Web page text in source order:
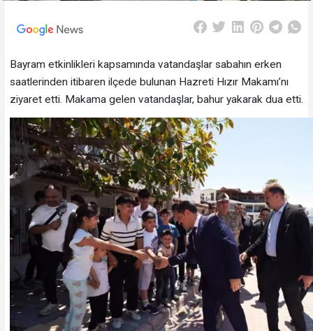
Bayram etkinlikleri kapsamında vatandaşlar sabahın erken
saatlerinden itibaren ilçede bulunan Hazreti Hızır Makamı’nı
ziyaret etti. Makama gelen vatandaşlar, bahur yakarak dua etti.